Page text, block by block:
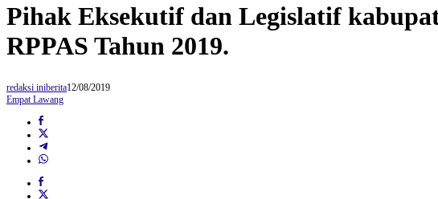
Pihak Eksekutif dan Legislatif
RPPAS Tahun 2019.
redaksi iniberita12/08/2019
Empat Lawang